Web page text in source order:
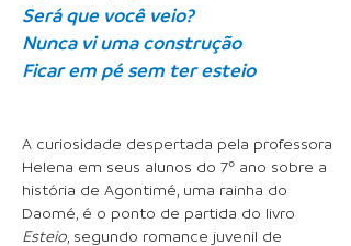
Será que você veio?
Nunca vi uma construção
Ficar em pé sem ter esteio
A curiosidade despertada pela professora
Helena em seus alunos do 7º ano sobre a
história de Agontimé, uma rainha do
Daomé, é o ponto de partida do livro
Esteio , segundo romance juvenil de